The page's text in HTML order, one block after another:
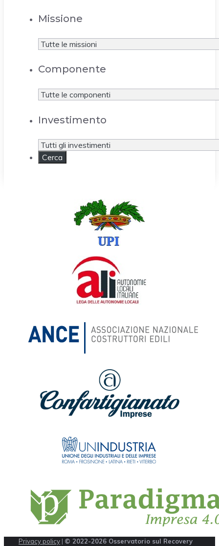
Missione
Componente
Investimento
Privacy policy | © 2022-2026 Osservatorio sul Recovery